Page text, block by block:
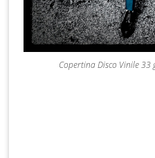
Copertina Disco Vinile 33